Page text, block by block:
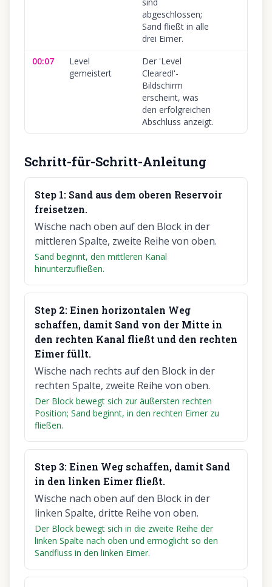
abgeschlossen;
Sand fließt in alle
drei Eimer.
00:07
Level
gemeistert
Der 'Level
Cleared!'-
Bildschirm
erscheint, was
den erfolgreichen
Abschluss anzeigt.
Schritt-für-Schritt-Anleitung
Step 1: Sand aus dem oberen Reservoir
freisetzen.
Wische nach oben auf den Block in der
mittleren Spalte, zweite Reihe von oben.
Sand beginnt, den mittleren Kanal
hinunterzufließen.
Step 2:Einen horizontalen Weg
schaffen, damit Sand von der Mitte in
den rechten Kanal fließt und den rechten
Eimer füllt.
Wische nach rechts auf den Block in der
rechten Spalte, zweite Reihe von oben.
Der Block bewegt sich zur äußersten rechten
Position; Sand beginnt, in den rechten Eimer zu
fließen.
Step3:Einen Weg schaffen, damit Sand
in den linken Eimer fließt.
Wische nach oben auf den Block in der
linken Spalte, dritte Reihe von oben.
Der Block bewegt sich in die zweite Reihe der
linken Spalte nach oben und ermöglicht so den
Sandfluss in den linken Eimer.